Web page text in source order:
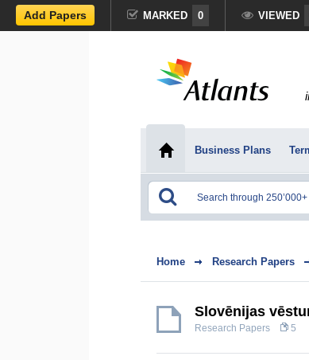
Add Papers MARKED 0 VIEWED
Business Plans
Home Research Papers
Slovēnijas
Research Papers 5